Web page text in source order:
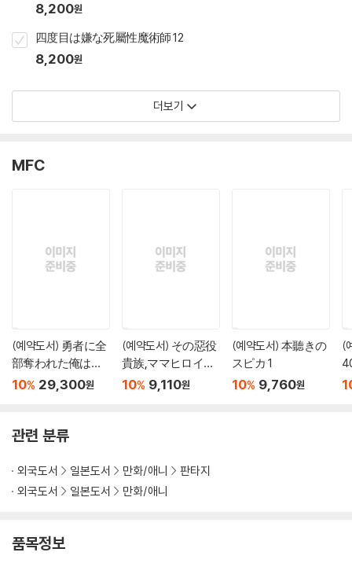
8,200원
四度目は嫌な死屬性魔術師 12
8,200원
더보기
MFC
(예약도서) 勇者に全
部奪われた俺は勇
者の母親とパ-ティ
き特裝版
10% 29,300원
(예약도서) その惡役
貴族,ママヒロイン
10% 9,110원
(예약도서) 本聽きの
スピカ 1
10% 9,760원
(
관련 분류
외국도서 일본도서 만화/애니
판타지
외국도서
일본도서 만화/애니
품목정보